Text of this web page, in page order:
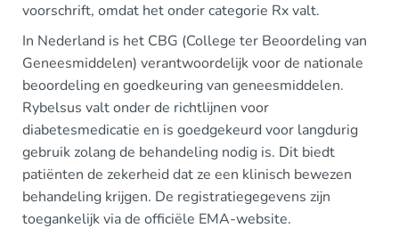
voorschrift, omdat het onder categorie Rx valt.
In Nederland is het CBG (College ter Beoordeling van
Geneesmiddelen) verantwoordelijk voor de nationale
beoordeling en goedkeuring van geneesmiddelen.
Rybelsus valt onder de richtlijnen voor
diabetesmedicatie en is goedgekeurd voor langdurig
gebruik zolang de behandeling nodig is. Dit biedt
patiënten de zekerheid dat ze een klinisch bewezen
behandeling krijgen. De registratiegegevens zijn
toegankelijk via de officiële EMA-website.